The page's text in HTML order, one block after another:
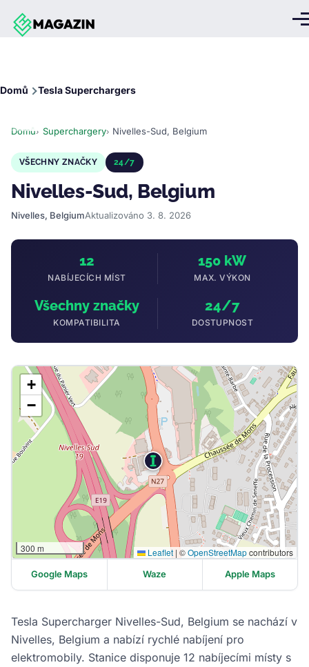
Přejít k hlavnímu obsahu
Domů Tesla Superchargers
Domů Superchargery Nivelles-Sud, Belgium
VŠECHNY ZNAČKY 24/7
Nivelles-Sud, Belgium
Nivelles, BelgiumAktualizováno 3. 8. 2026
12
NABÍJECÍCH MÍST
150 kW
MAX. VÝKON
Všechny značky
KOMPATIBILITA
24/7
DOSTUPNOST
Tesla Supercharger Nivelles-Sud, Belgium se nachází v
Nivelles, Belgium a nabízí rychlé nabíjení pro
elektromobily. Stanice disponuje 12 nabíjecími místy s
+
−
300 m Leaflet | ©OpenStreetMapcontributors
Google Maps Waze Apple Maps